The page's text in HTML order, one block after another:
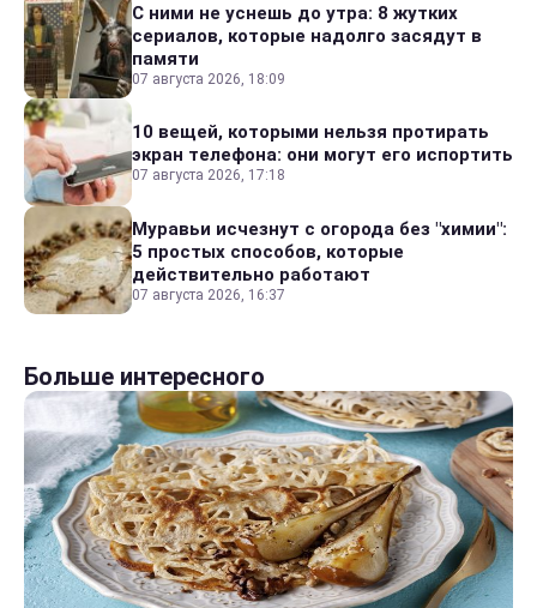
С ними не уснешь до утра: 8 жутких
сериалов, которые надолго засядут в
памяти
07 августа 2026, 18:09
10 вещей, которыми нельзя протирать
экран телефона: они могут его испортить
07 августа 2026, 17:18
Муравьи исчезнут с огорода без "химии":
5 простых способов, которые
действительно работают
07 августа 2026, 16:37
Больше интересного